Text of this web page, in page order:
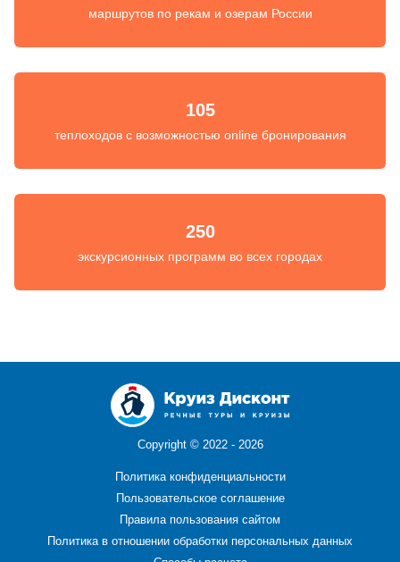
маршрутов по рекам и озерам России
105
теплоходов с возможностью online бронирования
250
экскурсионных программ во всех городах
Copyright © 2022 - 2026
Политика конфиденциальности
Пользовательское соглашение
Правила пользования сайтом
Политика в отношении обработки персональных данных